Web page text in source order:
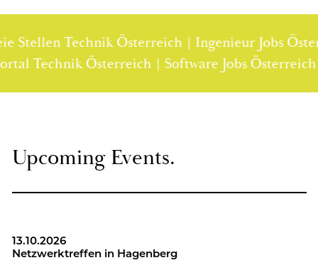
Technik Österreich | Ingenieur Jobs
Österreich |
Up­co­ming Events.
13.10.2026
Netz­werk­tref­fen in Ha­gen­berg